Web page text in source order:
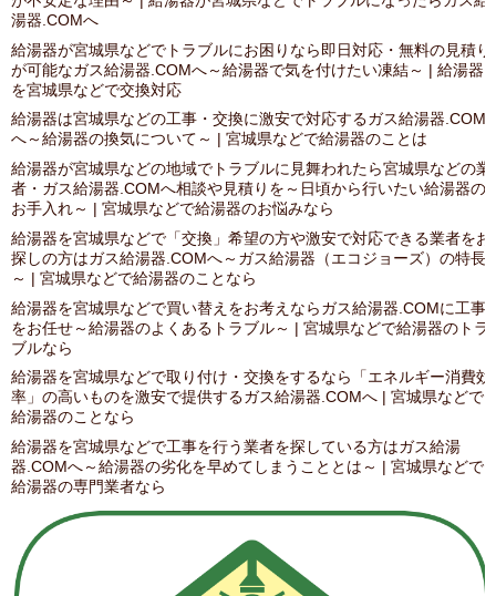
湯器.COMへ
給湯器が宮城県などでトラブルにお困りなら即日対応・無料の見積り
が可能なガス給湯器.COMへ～給湯器で気を付けたい凍結～ | 給湯器
を宮城県などで交換対応
給湯器は宮城県などの工事・交換に激安で対応するガス給湯器.COM
へ～給湯器の換気について～ | 宮城県などで給湯器のことは
給湯器が宮城県などの地域でトラブルに見舞われたら宮城県などの業
者・ガス給湯器.COMへ相談や見積りを～日頃から行いたい給湯器の
お手入れ～ | 宮城県などで給湯器のお悩みなら
給湯器を宮城県などで「交換」希望の方や激安で対応できる業者をお
探しの方はガス給湯器.COMへ～ガス給湯器（エコジョーズ）の特長
～ | 宮城県などで給湯器のことなら
給湯器を宮城県などで買い替えをお考えならガス給湯器.COMに工事
をお任せ～給湯器のよくあるトラブル～ | 宮城県などで給湯器のトラ
ブルなら
給湯器を宮城県などで取り付け・交換をするなら「エネルギー消費効
率」の高いものを激安で提供するガス給湯器.COMへ | 宮城県などで
給湯器のことなら
給湯器を宮城県などで工事を行う業者を探している方はガス給湯
器.COMへ～給湯器の劣化を早めてしまうこととは～ | 宮城県などで
給湯器の専門業者なら